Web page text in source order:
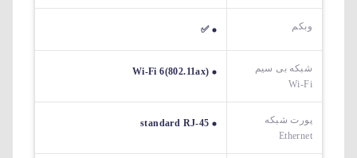
وبکم ✅
شبکه بی سیم
Wi-Fi
Wi-Fi 6(802.11ax)
پورت شبکه
Ethernet
standard RJ-45